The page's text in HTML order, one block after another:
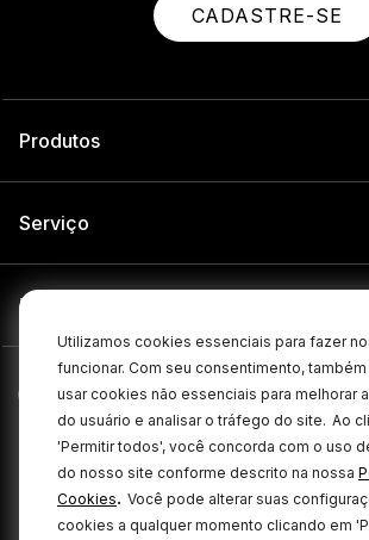
Utilizamos cookies essenciais para fazer
funcionar. Com seu consentimento,
usar cookies não essenciais para melhorar
do usuário e analisar o tráfego do site. Ao
'Permitir todos', você concorda com o uso
do nosso site conforme descrito na nossa
Cookies. Você pode alterar suas
cookies a qualquer momento clicando em
CADASTRE-SE
Produtos
Serviço
Empresa